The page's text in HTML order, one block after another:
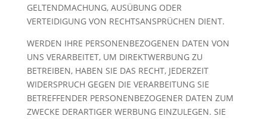
GELTENDMACHUNG, AUSÜBUNG ODER
VERTEIDIGUNG VON RECHTSANSPRÜCHEN DIENT.
WERDEN IHRE PERSONENBEZOGENEN DATEN VON
UNS VERARBEITET, UM DIREKTWERBUNG ZU
BETREIBEN, HABEN SIE DAS RECHT, JEDERZEIT
WIDERSPRUCH GEGEN DIE VERARBEITUNG SIE
BETREFFENDER PERSONENBEZOGENER DATEN ZUM
ZWECKE DERARTIGER WERBUNG EINZULEGEN. SIE